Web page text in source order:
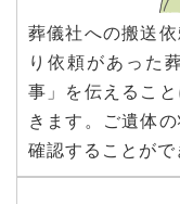
葬儀社への搬送
り依頼があった
事」を伝えるこ
きます。ご遺体
確認することがで